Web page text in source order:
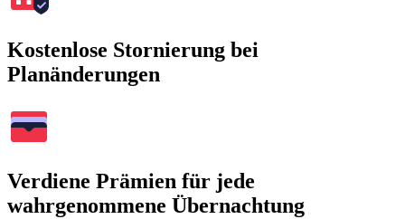
Kostenlose Stornierung bei
Planänderungen
Verdiene Prämien für jede
wahrgenommene Übernachtung